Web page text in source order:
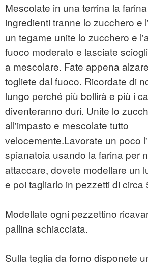
Mescolate in una terrina la
ingredienti tranne lo zucchero e
un tegame unite lo zucchero e
fuoco moderato e lasciate
a mescolare. Fate appena
togliete dal fuoco. Ricordate di
lungo perché più bollirà e più i
diventeranno duri. Unite lo
all'impasto e mescolate tutto
velocemente.Lavorate un poco
spianatoia usando la farina per
attaccare, dovete modellare un
e poi tagliarlo in pezzetti di circa
Modellate ogni pezzettino
pallina schiacciata.
Sulla teglia da forno disponete